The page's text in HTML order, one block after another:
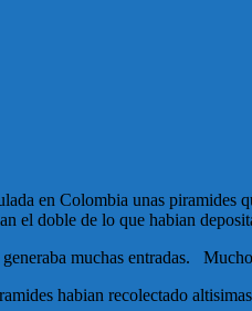
en Colombia unas piramides
el doble de lo que habian
muchas entradas.
habian recolectado